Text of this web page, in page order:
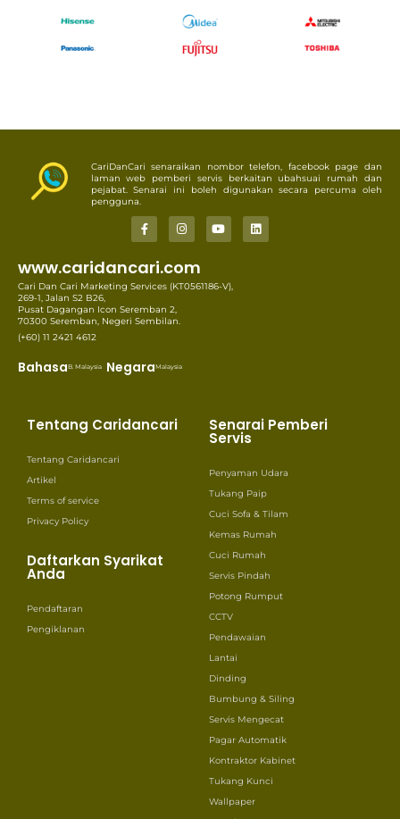
CariDanCari senaraikan nombor telefon, facebook page dan
laman web pemberi servis berkaitan ubahsuai rumah dan
pejabat. Senarai ini boleh digunakan secara percuma oleh
pengguna.
www.caridancari.com
Cari Dan Cari Marketing Services (KT0561186-V),
269-1, Jalan S2 B26,
Pusat Dagangan Icon Seremban 2,
70300 Seremban, Negeri Sembilan.
(+60) 11 2421 4612
BahasaB. Malaysia NegaraMalaysia
Tentang Caridancari
Tentang Caridancari
Artikel
Terms of service
Privacy Policy
Daftarkan Syarikat
Anda
Pendaftaran
Pengiklanan
Senarai Pemberi
Servis
Penyaman Udara
Tukang Paip
Cuci Sofa & Tilam
Kemas Rumah
Cuci Rumah
Servis Pindah
Potong Rumput
CCTV
Pendawaian
Lantai
Dinding
Bumbung & Siling
Servis Mengecat
Pagar Automatik
Kontraktor Kabinet
Tukang Kunci
Wallpaper